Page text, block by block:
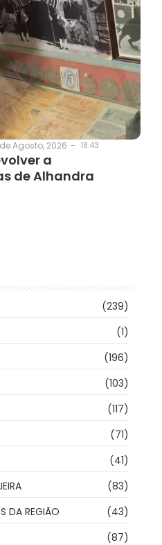
Agosto, 2026 - 18:43
a
de Alhandra
(239)
(1)
(196)
(103)
(117)
(71)
(41)
(83)
DA REGIÃO
(43)
(87)